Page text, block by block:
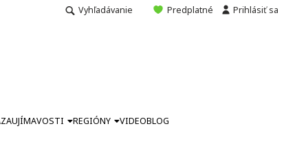
Vyhľadávanie Predplatné Prihlásiť sa
ZAUJÍMAVOSTI REGIÓNY VIDEOBLOG